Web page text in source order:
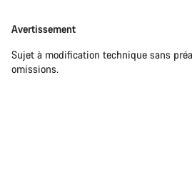
Avertissement
Sujet à modification technique sans
omissions.